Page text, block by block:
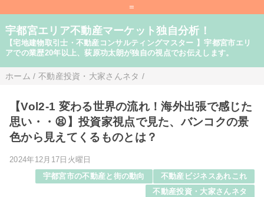
=
宇都宮エリア不動産マーケット独自分析！
【宅地建物取引士・不動産コンサルティングマスター 】宇都宮市エリ
アでの業歴20年以上、荻原功太朗が独自の視点でお伝えします。
ホーム / 不動産投資・大家さんネタ /
【Vol2-1 変わる世界の流れ！海外出張で感じた
思い・・😫】投資家視点で見た、バンコクの景
色から見えてくるものとは？
2024年12月17日火曜日
宇都宮市の不動産と街の動向
不動産ビジネスあれこれ
不動産投資・大家さんネタ